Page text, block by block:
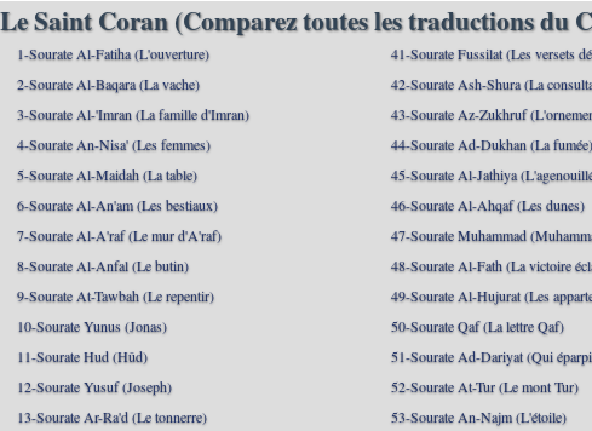
Le Saint Coran (Comparez toutes les traductions du
1-Sourate Al-Fatiha (L'ouverture)
2-Sourate Al-Baqara (La vache)
3-Sourate Al-'Imran (La famille d'Imran)
4-Sourate An-Nisa' (Les femmes)
5-Sourate Al-Maidah (La table)
6-Sourate Al-An'am (Les bestiaux)
7-Sourate Al-A'raf (Le mur d'A'raf)
8-Sourate Al-Anfal (Le butin)
9-Sourate At-Tawbah (Le repentir)
10-Sourate Yunus (Jonas)
11-Sourate Hud (Hûd)
12-Sourate Yusuf (Joseph)
13-Sourate Ar-Ra'd (Le tonnerre)
41-Sourate Fussilat (Les versets
42-Sourate Ash-Shura (La
43-Sourate Az-Zukhruf
44-Sourate Ad-Dukhan (La fumée)
45-Sourate Al-Jathiya
46-Sourate Al-Ahqaf (Les dunes)
47-Sourate Muhammad
48-Sourate Al-Fath (La victoire
49-Sourate Al-Hujurat (Les
50-Sourate Qaf (La lettre Qaf)
51-Sourate Ad-Dariyat (Qui
52-Sourate At-Tur (Le mont Tur)
53-Sourate An-Najm (L'étoile)